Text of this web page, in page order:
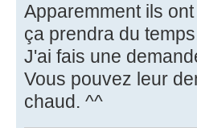
Apparemment ils
ça prendra du
J'ai fais une
Vous pouvez leur
chaud. ^^